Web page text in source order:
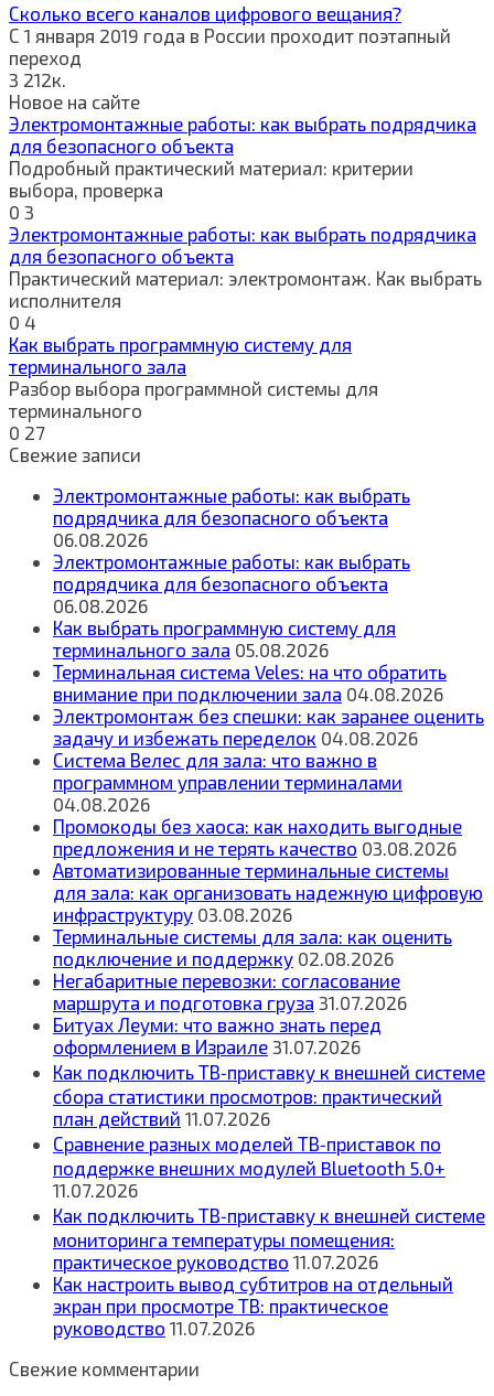
Сколько всего каналов цифрового вещания?
С 1 января 2019 года в России проходит поэтапный
переход
3 212к.
Новое на сайте
Электромонтажные работы: как выбрать подрядчика
для безопасного объекта
Подробный практический материал: критерии
выбора, проверка
0 3
Электромонтажные работы: как выбрать подрядчика
для безопасного объекта
Практический материал: электромонтаж. Как выбрать
исполнителя
0 4
Как выбрать программную систему для
терминального зала
Разбор выбора программной системы для
терминального
0 27
Свежие записи
Электромонтажные работы: как выбрать
подрядчика для безопасного объекта
06.08.2026
Электромонтажные работы: как выбрать
подрядчика для безопасного объекта
06.08.2026
Как выбрать программную систему для
терминального зала 05.08.2026
Терминальная система Veles: на что обратить
внимание при подключении зала 04.08.2026
Электромонтаж без спешки: как заранее оценить
задачу и избежать переделок 04.08.2026
Система Велес для зала: что важно в
программном управлении терминалами
04.08.2026
Промокоды без хаоса: как находить выгодные
предложения и не терять качество 03.08.2026
Автоматизированные терминальные системы
для зала: как организовать надежную цифровую
инфраструктуру 03.08.2026
Терминальные системы для зала: как оценить
подключение и поддержку 02.08.2026
Негабаритные перевозки: согласование
маршрута и подготовка груза 31.07.2026
Битуах Леуми: что важно знать перед
оформлением в Израиле 31.07.2026
Как подключить ТВ‑приставку к внешней системе
сбора статистики просмотров: практический
план действий 11.07.2026
Сравнение разных моделей ТВ‑приставок по
поддержке внешних модулей Bluetooth 5.0+
11.07.2026
Как подключить ТВ‑приставку к внешней системе
мониторинга температуры помещения:
практическое руководство 11.07.2026
Как настроить вывод субтитров на отдельный
экран при просмотре ТВ: практическое
руководство 11.07.2026
Свежие комментарии